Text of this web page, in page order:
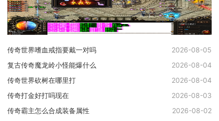
传奇世界嗜血戒指要戴一对吗
2026-08-05
复古传奇魔龙岭小怪能爆什么
2026-08-04
传奇世界砍树在哪里打
2026-08-04
传奇打金好打吗现在
2026-08-03
传奇霸主怎么合成装备属性
2026-08-02